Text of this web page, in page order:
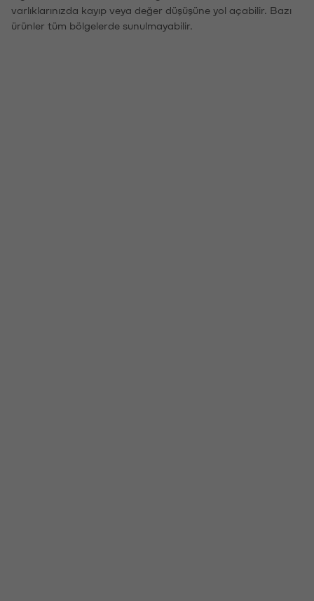
varlıklarınızda kayıp veya değer düşüşüne yol açabilir. Bazı
ürünler tüm bölgelerde sunulmayabilir.